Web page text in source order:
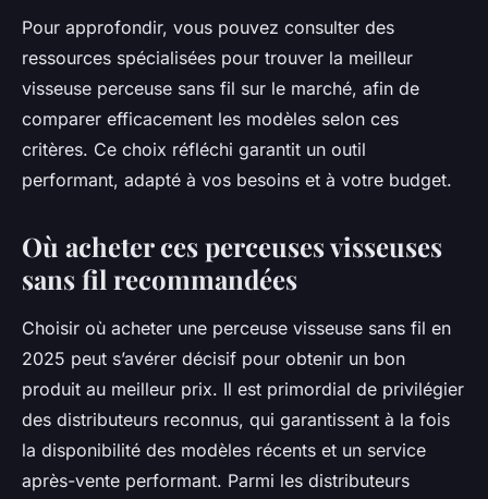
Pour approfondir, vous pouvez consulter des
ressources spécialisées pour trouver la meilleur
visseuse perceuse sans fil sur le marché, afin de
comparer efficacement les modèles selon ces
critères. Ce choix réfléchi garantit un outil
performant, adapté à vos besoins et à votre budget.
Où acheter ces perceuses visseuses
sans fil recommandées
Choisir où acheter une perceuse visseuse sans fil en
2025 peut s’avérer décisif pour obtenir un bon
produit au meilleur prix. Il est primordial de privilégier
des distributeurs reconnus, qui garantissent à la fois
la disponibilité des modèles récents et un service
après-vente performant. Parmi les distributeurs